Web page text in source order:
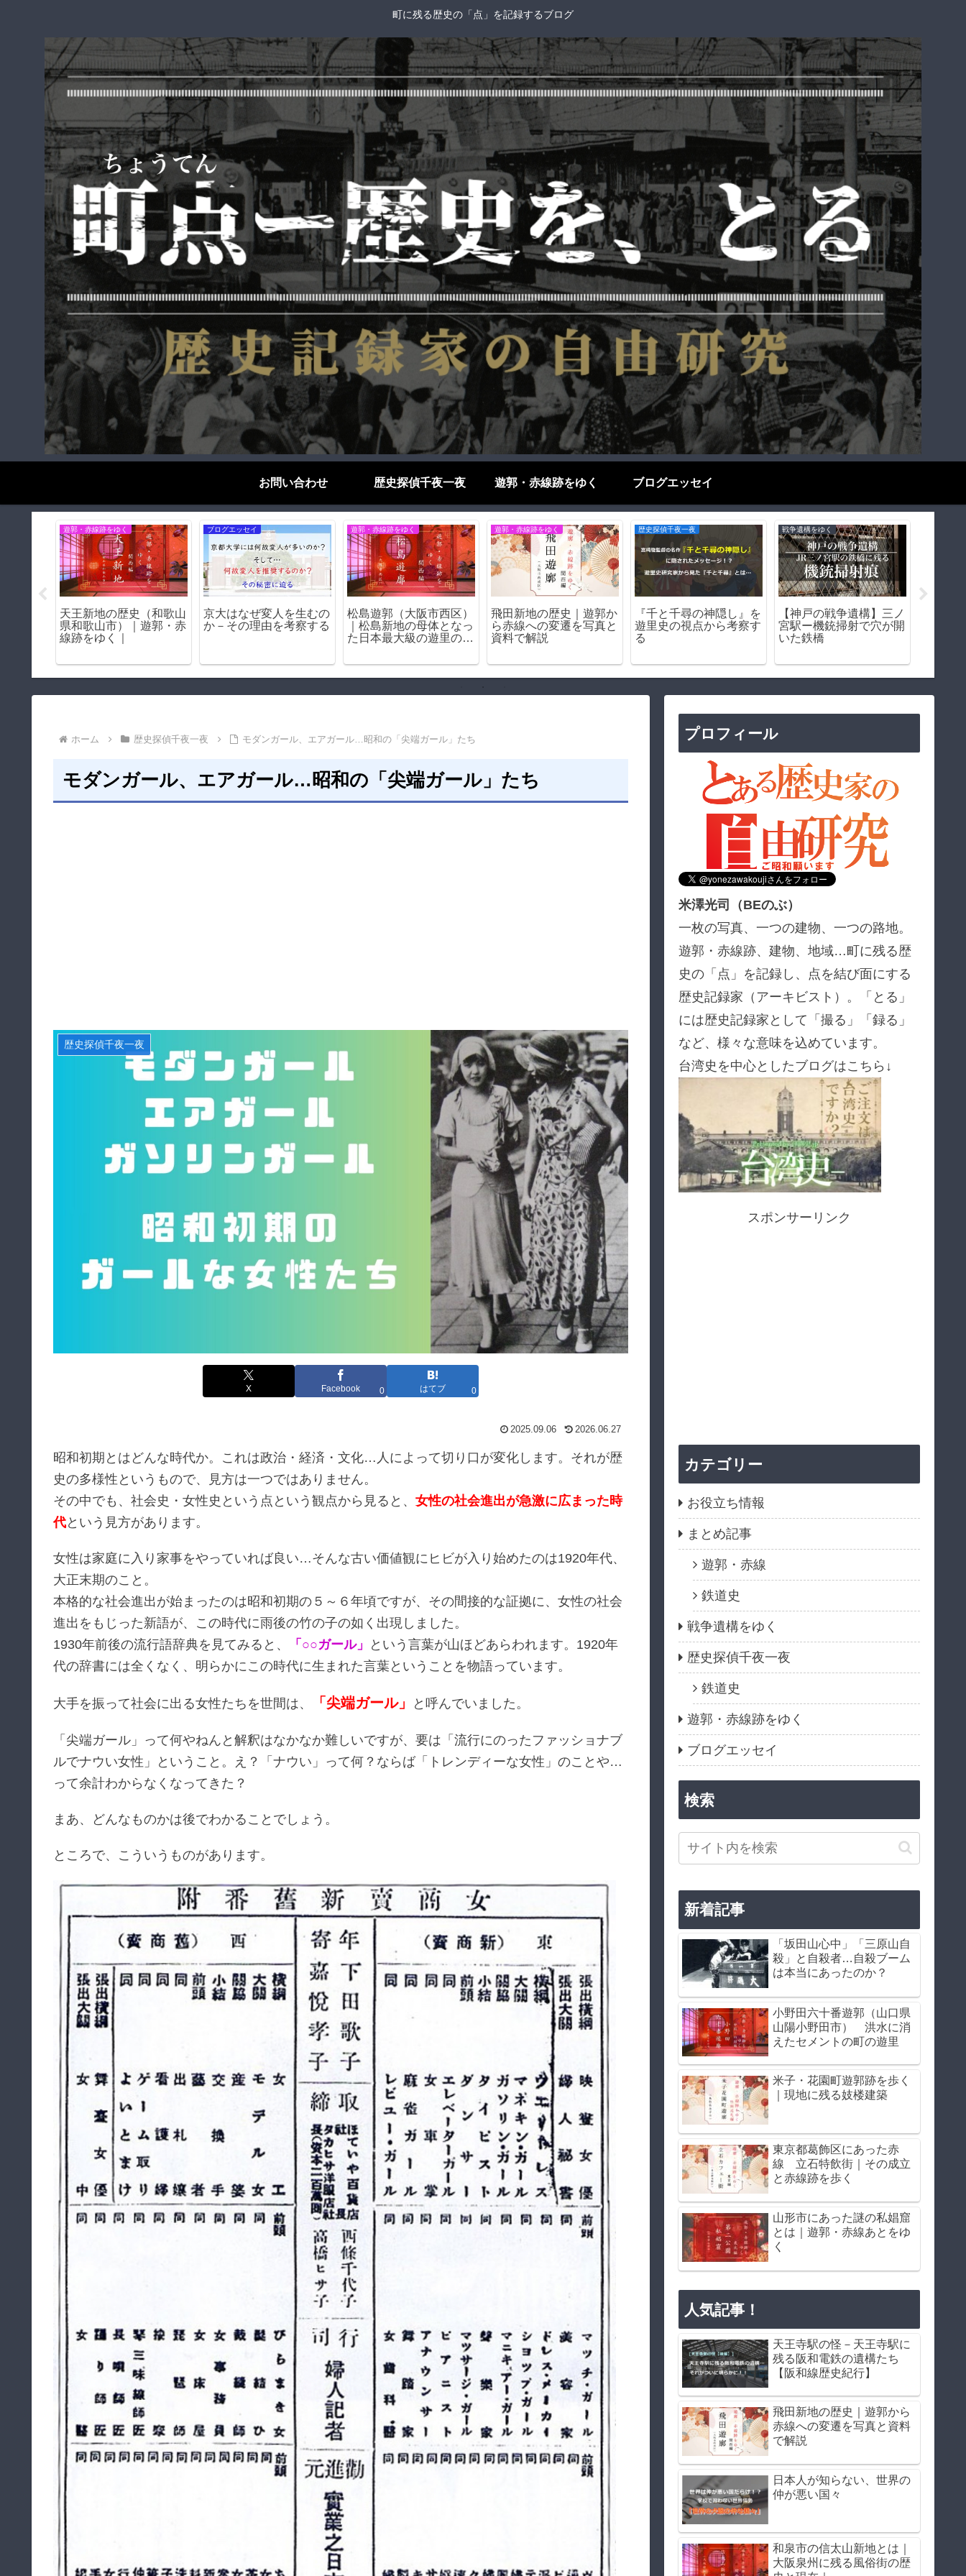
町に残る歴史の「点」を記録するブログ
お問い合わせ 歴史探偵千夜一夜 遊郭・赤線跡をゆく ブログエッセイ
遊郭・赤線跡をゆく
天王新地の歴史（和歌山
県和歌山市）｜遊郭・赤
線跡をゆく｜
ブログエッセイ
京大はなぜ変人を生むの
か－その理由を考察する
遊郭・赤線跡をゆく
松島遊郭（大阪市西区）
｜松島新地の母体となっ
た日本最大級の遊里の歴
遊郭・赤線跡をゆく
飛田新地の歴史｜遊郭か
ら赤線への変遷を写真と
資料で解説
歴史探偵千夜一夜
『千と千尋の神隠し』を
遊里史の視点から考察す
る
戦争遺構をゆく
【神戸の戦争遺構】三ノ
宮駅ー機銃掃射で穴が開
いた鉄橋
ホーム 歴史探偵千夜一夜 モダンガール、エアガール…昭和の「尖端ガール」たち
モダンガール、エアガール…昭和の「尖端ガール」たち
歴史探偵千夜一夜
X Facebook 0 はてブ 0
2025.09.06 2026.06.27
昭和初期とはどんな時代か。これは政治・経済・文化…人によって切り口が変化します。それが歴
史の多様性というもので、見方は一つではありません。
その中でも、社会史・女性史という点という観点から見ると、 女性の社会進出が急激に広まった時
代という見方があります。
女性は家庭に入り家事をやっていれば良い…そんな古い価値観にヒビが入り始めたのは1920年代、
大正末期のこと。
本格的な社会進出が始まったのは昭和初期の５～６年頃ですが、その間接的な証拠に、女性の社会
進出をもじった新語が、この時代に雨後の竹の子の如く出現しました。
1930年前後の流行語辞典を見てみると、
「○○ガール」
という言葉が山ほどあらわれます。1920年
代の辞書には全くなく、明らかにこの時代に生まれた言葉ということを物語っています。
大手を振って社会に出る女性たちを世間は、 「尖端ガール」 と呼んでいました。
「尖端ガール」って何やねんと解釈はなかなか難しいですが、要は「流行にのったファッショナブ
ルでナウい女性」ということ。え？「ナウい」って何？ならば「トレンディーな女性」のことや…
って余計わからなくなってきた？
まあ、どんなものかは後でわかることでしょう。
ところで、こういうものがあります。
プロフィール
米澤光司（BEのぶ）
一枚の写真、一つの建物、一つの路地。
遊郭・赤線跡、建物、地域…町に残る歴
史の「点」を記録し、点を結び面にする
歴史記録家（アーキビスト）。「とる」
には歴史記録家として「撮る」「録る」
など、様々な意味を込めています。
台湾史を中心としたブログはこちら↓
スポンサーリンク
カテゴリー
お役立ち情報
まとめ記事
遊郭・赤線
鉄道史
戦争遺構をゆく
歴史探偵千夜一夜
鉄道史
遊郭・赤線跡をゆく
ブログエッセイ
検索
新着記事
「坂田山心中」「三原山自
殺」と自殺者…自殺ブーム
は本当にあったのか？
小野田六十番遊郭（山口県
山陽小野田市） 洪水に消
えたセメントの町の遊里
米子・花園町遊郭跡を歩く
｜現地に残る妓楼建築
東京都葛飾区にあった赤
線 立石特飲街｜その成立
と赤線跡を歩く
山形市にあった謎の私娼窟
とは｜遊郭・赤線あとをゆ
く
人気記事！
天王寺駅の怪－天王寺駅に
残る阪和電鉄の遺構たち
【阪和線歴史紀行】
飛田新地の歴史｜遊郭から
赤線への変遷を写真と資料
で解説
日本人が知らない、世界の
仲が悪い国々
和泉市の信太山新地とは｜
大阪泉州に残る風俗街の歴